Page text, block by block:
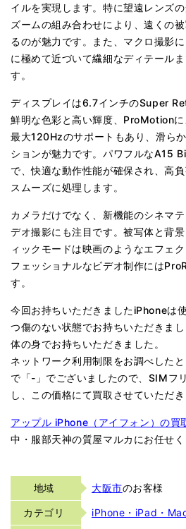
イルを実現します。特に望遠レンズ
ズームの組み合わせにより、遠くの
るのが魅力です。また、マクロ撮影
に極めて近づいて繊細なディテール
す。
ディスプレイは6.7インチのSuper
鮮明な色彩と高い輝度、ProMotionに
最大120Hzのサポートもあり、滑ら
ションが魅力です。パワフルなA15
で、快適な動作性能が確保され、高
スムーズに処理します。
カメラだけでなく、新機能のシネマ
デオ撮影にも注目です。被写体と背
ィックモードは映画のようなエフェ
フェッショナルなビデオ制作には
す。
今回お持ちいただきましたiPhoneは
つ傷のない状態でお持ちいただきま
体の身でお持ちいただきました。
ネットワーク利用制限をお調べした
で「-」でございましたので、SIMフ
し、この価格にて買取させていただき
アップル iPhone（アイフォン）の買
中・服部天神の質屋マルカにお任せく
地域 大阪市のお客様
カテゴリ iPhone・iPad・